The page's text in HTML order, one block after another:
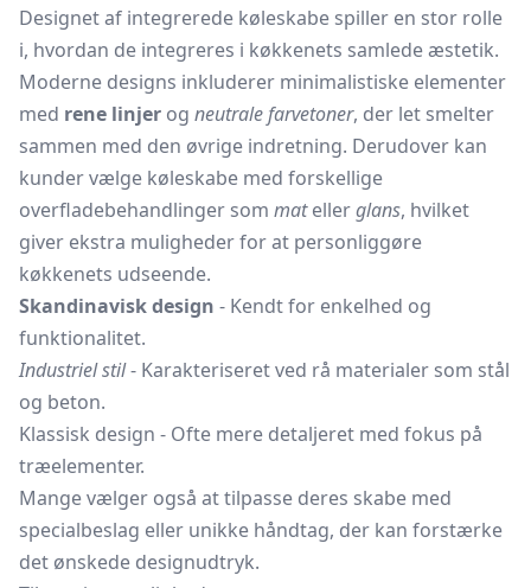
Designet af integrerede køleskabe spiller en stor rolle
i, hvordan de integreres i køkkenets samlede æstetik.
Moderne designs inkluderer minimalistiske elementer
med rene linjer og neutrale farvetoner, der let smelter
sammen med den øvrige indretning. Derudover kan
kunder vælge køleskabe med forskellige
overfladebehandlinger som matellerglans, hvilket
giver ekstra muligheder for at personliggøre
køkkenets udseende.
Skandinavisk design - Kendt for enkelhed og
funktionalitet.
Industriel stil- Karakteriseret ved rå materialer som stål
og beton.
Klassisk design - Ofte mere detaljeret med fokus på
træelementer.
Mange vælger også at tilpasse deres skabe med
specialbeslag eller unikke håndtag, der kan forstærke
det ønskede designudtryk.